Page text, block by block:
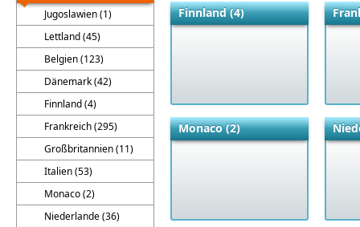
Jugoslawien (1)
Lettland (45)
Belgien (123)
Dänemark (42)
Finnland (4)
Frankreich (295)
Großbritannien (11)
Italien (53)
Monaco (2)
Niederlande (36)
Finnland (4)
Monaco (2)